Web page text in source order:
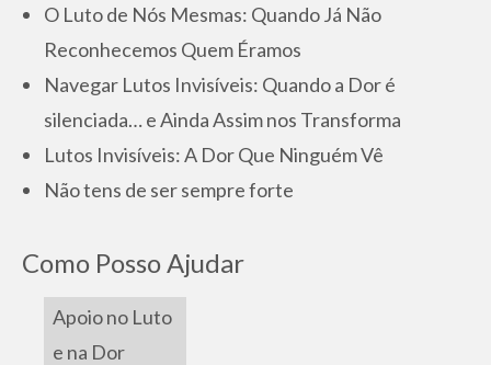
O Luto de Nós Mesmas: Quando Já Não
Reconhecemos Quem Éramos
Navegar Lutos Invisíveis: Quando a Dor é
silenciada… e Ainda Assim nos Transforma
Lutos Invisíveis: A Dor Que Ninguém Vê
Não tens de ser sempre forte
Como Posso Ajudar
Apoio no Luto
e na Dor